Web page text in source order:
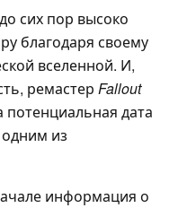
сих пор высоко
благодаря своему
вселенной. И,
ремастер Fallout
потенциальная дата
из
информация о